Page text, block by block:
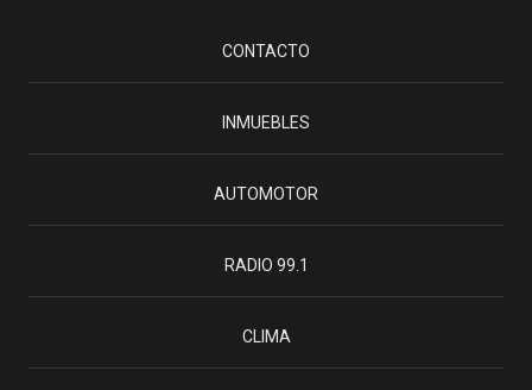
CONTACTO
INMUEBLES
AUTOMOTOR
RADIO 99.1
CLIMA